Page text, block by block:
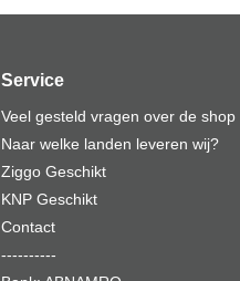
Service
Veel gesteld vragen over de shop
Naar welke landen leveren wij?
Ziggo Geschikt
KNP Geschikt
Contact
----------